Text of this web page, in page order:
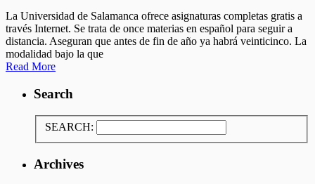
La Universidad de Salamanca ofrece asignaturas completas gratis a
través Internet. Se trata de once materias en español para seguir a
distancia. Aseguran que antes de fin de año ya habrá veinticinco. La
modalidad bajo la que
Read More
Search
SEARCH:
Archives